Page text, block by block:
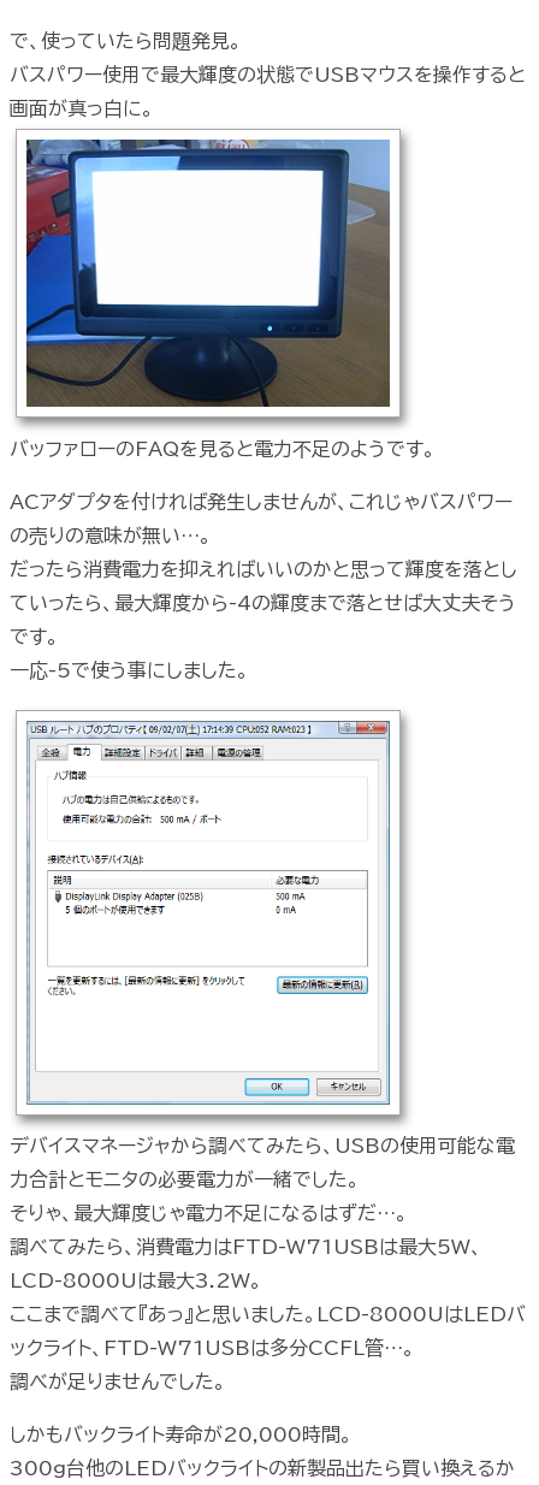
で、使っていたら問題発見。
バスパワー使用で最大輝度の状態でUSBマウスを操作すると
画面が真っ白に。
バッファローのFAQを見ると電力不足のようです。
ACアダプタを付ければ発生しませんが、これじゃバスパワー
の売りの意味が無い…。
だったら消費電力を抑えればいいのかと思って輝度を落とし
ていったら、最大輝度から-4の輝度まで落とせば大丈夫そう
です。
一応-5で使う事にしました。
デバイスマネージャから調べてみたら、USBの使用可能な電
力合計とモニタの必要電力が一緒でした。
そりゃ、最大輝度じゃ電力不足になるはずだ…。
調べてみたら、消費電力はFTD-W71USBは最大5W、
LCD-8000Uは最大3.2W。
ここまで調べて『あっ』と思いました。LCD-8000UはLEDバ
ックライト、FTD-W71USBは多分CCFL管…。
調べが足りませんでした。
しかもバックライト寿命が20,000時間。
300g台他のLEDバックライトの新製品出たら買い換えるか